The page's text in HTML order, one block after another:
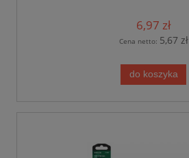
6,97 zł
Cena netto: 5,67 zł
do koszyka